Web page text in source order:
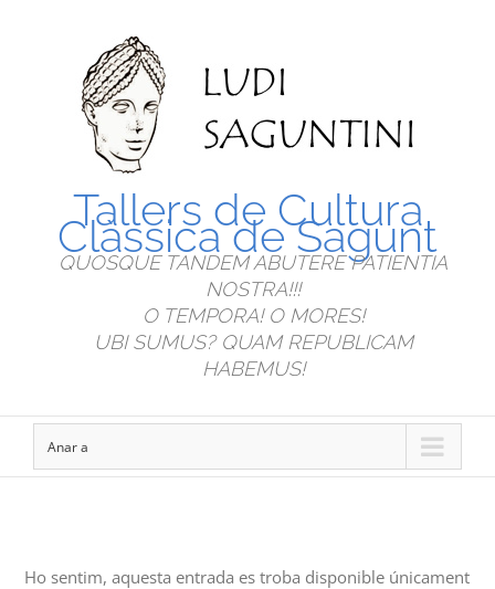
Tallers de Cultura
Clàssica de Sagunt
QUOSQUE TANDEM ABUTERE PATIENTIA
NOSTRA!!!
O TEMPORA! O MORES!
UBI SUMUS? QUAM REPUBLICAM
HABEMUS!
Anar a
Ho sentim, aquesta entrada es troba disponible únicament